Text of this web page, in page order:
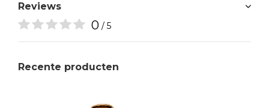
Reviews
0 / 5
Recente producten